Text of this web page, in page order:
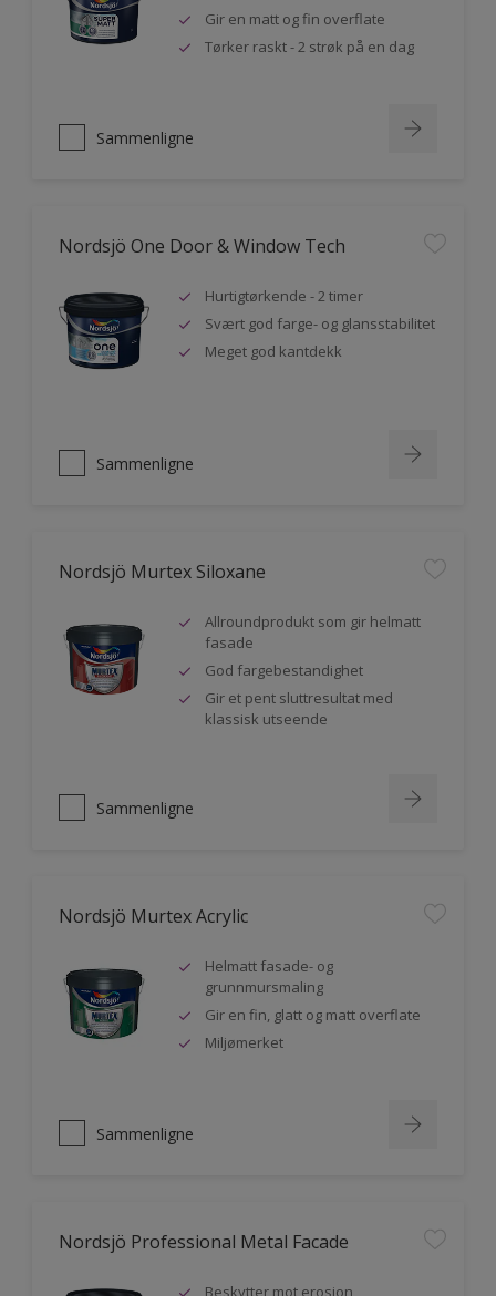
Gir en matt og fin overflate
Tørker raskt - 2 strøk på en dag
Sammenligne
Nordsjö One Door & Window Tech
Hurtigtørkende - 2 timer
Svært god farge- og glansstabilitet
Meget god kantdekk
Sammenligne
Nordsjö Murtex Siloxane
Allroundprodukt som gir helmatt
fasade
God fargebestandighet
Gir et pent sluttresultat med
klassisk utseende
Sammenligne
Nordsjö Murtex Acrylic
Helmatt fasade- og
grunnmursmaling
Gir en fin, glatt og matt overflate
Miljømerket
Sammenligne
Nordsjö Professional Metal Facade
Beskytter mot erosjon